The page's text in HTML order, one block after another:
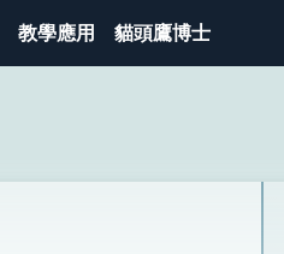
教學應用 貓頭鷹博士